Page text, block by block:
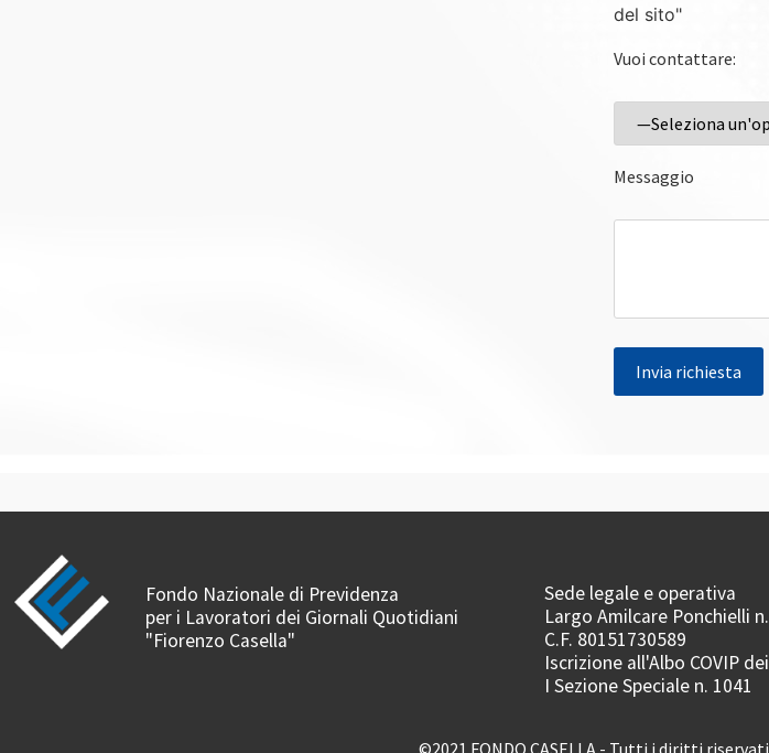
del sito"
Vuoi contattare:
Messaggio
Fondo Nazionale di Previdenza
per i Lavoratori dei Giornali Quotidiani
"Fiorenzo Casella"
Sede legale e operativa
Largo Amilcare Ponchielli
C.F. 80151730589
Iscrizione all'Albo COVIP
I Sezione Speciale n. 1041